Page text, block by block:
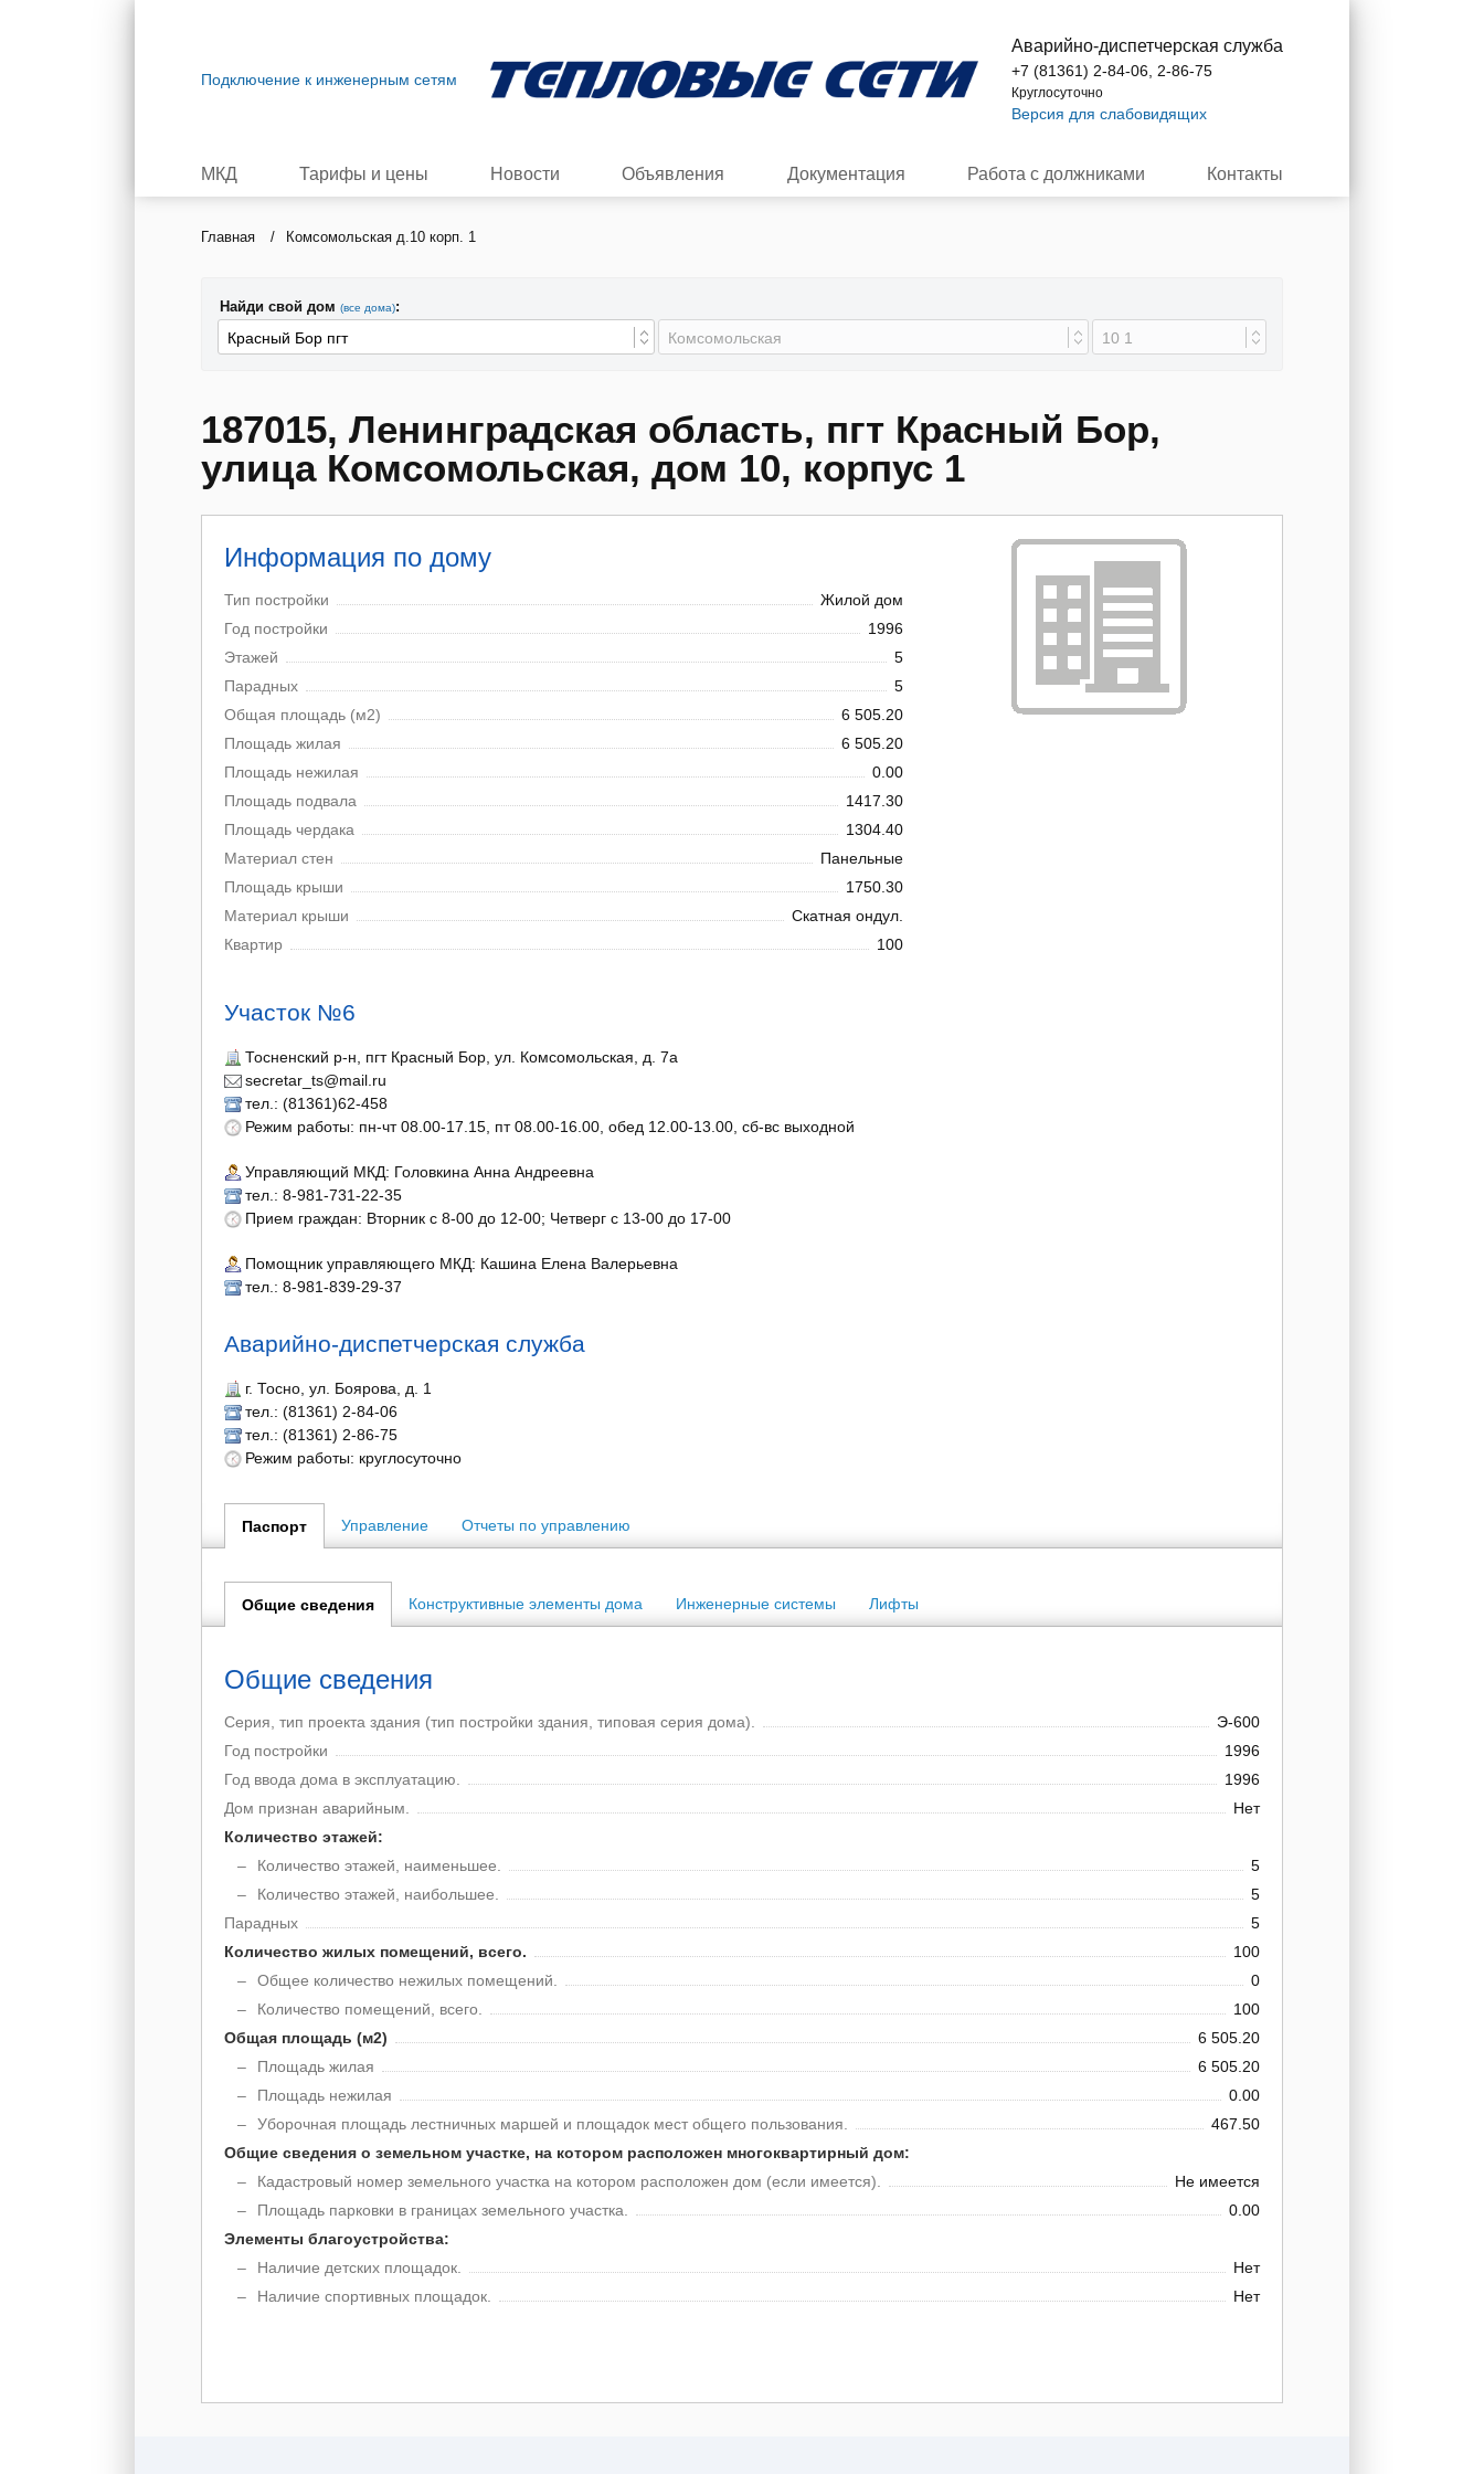
Подключение к инженерным сетям
Аварийно-диспетчерская служба
+7 (81361) 2-84-06, 2-86-75
Круглосуточно
Версия для слабовидящих
МКД Тарифы и цены Новости Объявления Документация Работа с должниками Контакты
Главная / Комсомольская д.10 корп. 1
Найди свой дом (все дома):
187015, Ленинградская область, пгт Красный Бор,
улица Комсомольская, дом 10, корпус 1
Информация по дому
Тип постройки
Жилой дом
Год постройки
1996
Этажей
5
Парадных
5
Общая площадь (м2)
6 505.20
Площадь жилая
6 505.20
Площадь нежилая
0.00
Площадь подвала
1417.30
Площадь чердака
1304.40
Материал стен
Панельные
Площадь крыши
1750.30
Материал крыши
Скатная ондул.
Квартир
100
Участок №6
Тосненский р-н, пгт Красный Бор, ул. Комсомольская, д. 7а
secretar_ts@mail.ru
тел.: (81361)62-458
Режим работы: пн-чт 08.00-17.15, пт 08.00-16.00, обед 12.00-13.00, сб-вс выходной
Управляющий МКД: Головкина Анна Андреевна
тел.: 8-981-731-22-35
Прием граждан: Вторник с 8-00 до 12-00; Четверг с 13-00 до 17-00
Помощник управляющего МКД: Кашина Елена Валерьевна
тел.: 8-981-839-29-37
Аварийно-диспетчерская служба
г. Тосно, ул. Боярова, д. 1
тел.: (81361) 2-84-06
тел.: (81361) 2-86-75
Режим работы: круглосуточно
Паспорт Управление Отчеты по управлению
Общие сведения Конструктивные элементы дома Инженерные системы Лифты
Общие сведения
Серия, тип проекта здания (тип постройки здания, типовая серия дома).
Э-600
Год постройки
1996
Год ввода дома в эксплуатацию.
1996
Дом признан аварийным.
Нет
Количество этажей:
Количество этажей, наименьшее.
5
Количество этажей, наибольшее.
5
Парадных
5
Количество жилых помещений, всего.
100
Общее количество нежилых помещений.
0
Количество помещений, всего.
100
Общая площадь (м2)
6 505.20
Площадь жилая
6 505.20
Площадь нежилая
0.00
Уборочная площадь лестничных маршей и площадок мест общего пользования.
467.50
Общие сведения о земельном участке, на котором расположен многоквартирный дом:
Кадастровый номер земельного участка на котором расположен дом (если имеется).
Не имеется
Площадь парковки в границах земельного участка.
0.00
Элементы благоустройства:
Наличие детских площадок.
Нет
Наличие спортивных площадок.
Нет